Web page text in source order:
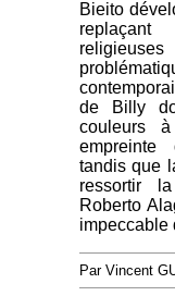
Bieito
replaçant
de Billy
couleurs
tandis que
ressortir
Roberto
impeccable
Par Vincent